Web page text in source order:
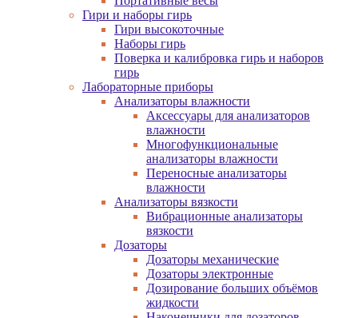
Гири и наборы гирь
Гири высокоточные
Наборы гирь
Поверка и калибровка гирь и наборов
гирь
Лабораторные приборы
Анализаторы влажности
Аксессуары для анализаторов
влажности
Многофункциональные
анализаторы влажности
Переносные анализаторы
влажности
Анализаторы вязкости
Вибрационные анализаторы
вязкости
Дозаторы
Дозаторы механические
Дозаторы электронные
Дозирование больших объёмов
жидкости